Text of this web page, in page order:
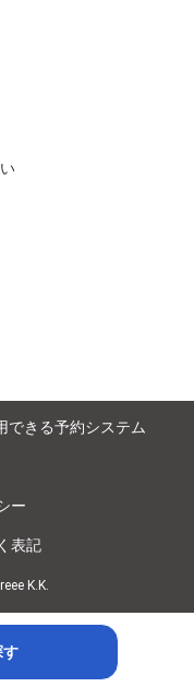
す
できる予約システム
ー
表記
K.K.